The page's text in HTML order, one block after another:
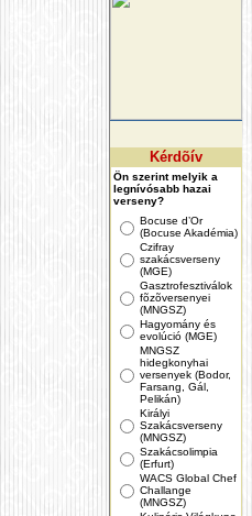
Kérdõív
Ön szerint melyik a
legnívósabb hazai
verseny?
Bocuse d’Or
(Bocuse Akadémia)
Czifray
szakácsverseny
(MGE)
Gasztrofesztiválok
fõzõversenyei
(MNGSZ)
Hagyomány és
evolúció (MGE)
MNGSZ
hidegkonyhai
versenyek (Bodor,
Farsang, Gál,
Pelikán)
Királyi
Szakácsverseny
(MNGSZ)
Szakácsolimpia
(Erfurt)
WACS Global Chef
Challange
(MNGSZ)